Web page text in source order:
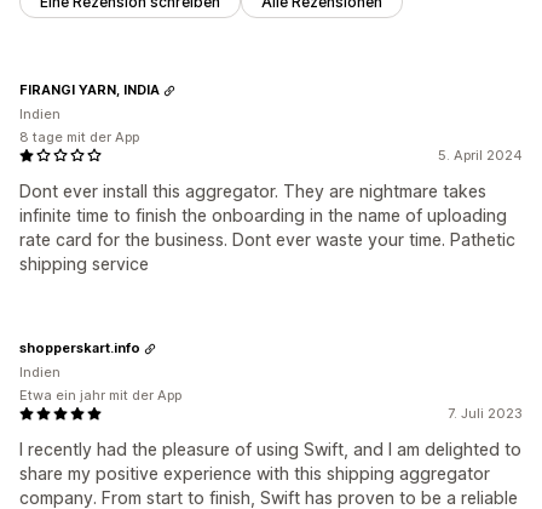
5. April 2024
Dont ever install this aggregator. They are nightmare takes
infinite time to finish the onboarding in the name of uploading
rate card for the business. Dont ever waste your time. Pathetic
shipping service
FIRANGI YARN, INDIA
Indien
8 tage mit der App
7. Juli 2023
I recently had the pleasure of using Swift, and I am delighted to
share my positive experience with this shipping aggregator
company. From start to finish, Swift has proven to be a reliable
shopperskart.info
Indien
Etwa ein jahr mit der App